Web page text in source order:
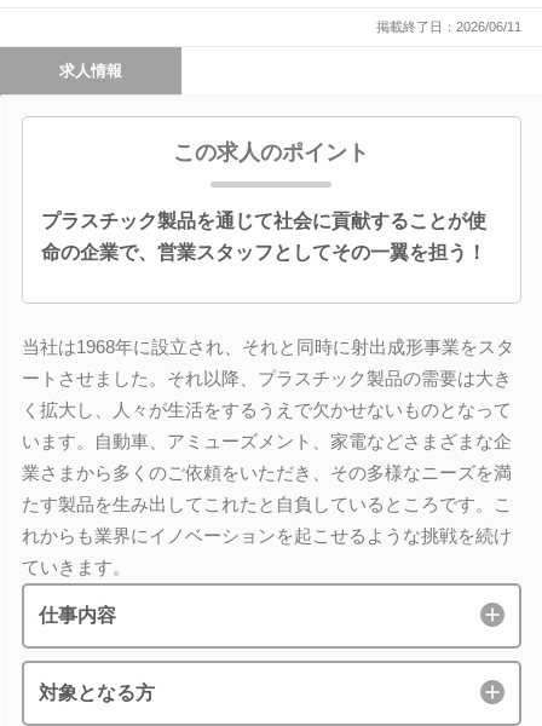
掲載終了日：2026/06/11
求人情報
この求人のポイント
プラスチック製品を通じて社会に貢献することが使
命の企業で、営業スタッフとしてその一翼を担う！
当社は1968年に設立され、それと同時に射出成形事業をスタ
ートさせました。それ以降、プラスチック製品の需要は大き
く拡大し、人々が生活をするうえで欠かせないものとなって
います。自動車、アミューズメント、家電などさまざまな企
業さまから多くのご依頼をいただき、その多様なニーズを満
たす製品を生み出してこれたと自負しているところです。こ
れからも業界にイノベーションを起こせるような挑戦を続け
ていきます。
仕事内容
対象となる方